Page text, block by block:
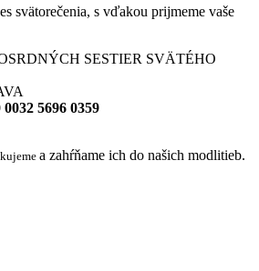
svätorečenia, s vďakou prijmeme vaše
SESTIER SVÄTÉHO
5696 0359
a zahŕňame ich do našich modlitieb.